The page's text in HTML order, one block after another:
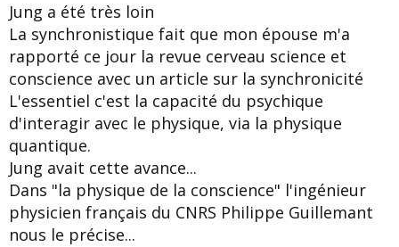
Jung a été très loin
La synchronistique fait que mon épouse m'a
rapporté ce jour la revue cerveau science et
conscience avec un article sur la synchronicité
L'essentiel c'est la capacité du psychique
d'interagir avec le physique, via la physique
quantique.
Jung avait cette avance...
Dans "la physique de la conscience" l'ingénieur
physicien français du CNRS Philippe Guillemant
nous le précise...